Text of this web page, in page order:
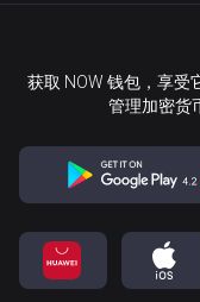
获取 NOW 钱包，享受
管理加密货